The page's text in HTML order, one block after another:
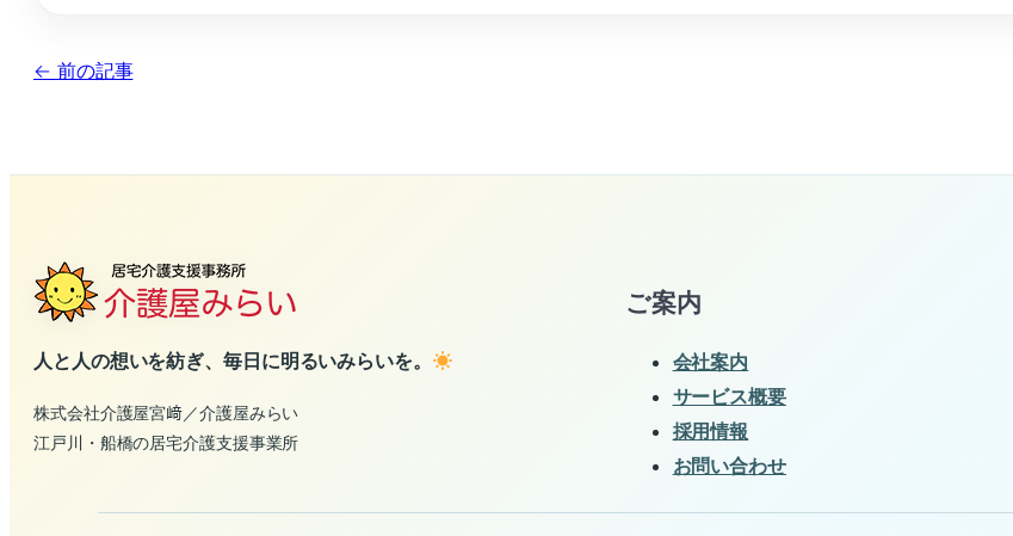
← 前の記事
人と人の想いを紡ぎ、毎日に明るいみらいを。
株式会社介護屋宮﨑／介護屋みらい
江戸川・船橋の居宅介護支援事業所
ご案内
会社案内
サービス概要
採用情報
お問い合わせ